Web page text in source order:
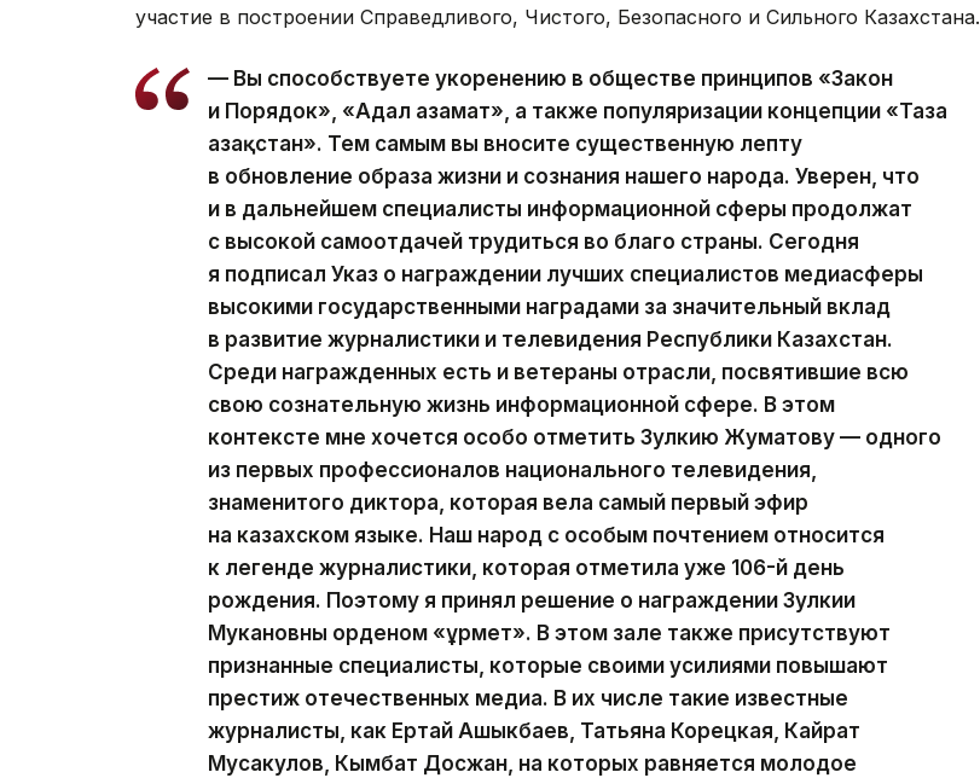
участие в построении Справедливого, Чистого, Безопасного и Сильного Казахстана.
— Вы способствуете укоренению в обществе принципов «Закон
и Порядок», «Адал азамат», а также популяризации концепции «Таза
Қазақстан». Тем самым вы вносите существенную лепту
в обновление образа жизни и сознания нашего народа. Уверен, что
и в дальнейшем специалисты информационной сферы продолжат
с высокой самоотдачей трудиться во благо страны. Сегодня
я подписал Указ о награждении лучших специалистов медиасферы
высокими государственными наградами за значительный вклад
в развитие журналистики и телевидения Республики Казахстан.
Среди награжденных есть и ветераны отрасли, посвятившие всю
свою сознательную жизнь информационной сфере. В этом
контексте мне хочется особо отметить Зулкию Жуматову — одного
из первых профессионалов национального телевидения,
знаменитого диктора, которая вела самый первый эфир
на казахском языке. Наш народ с особым почтением относится
к легенде журналистики, которая отметила уже 106-й день
рождения. Поэтому я принял решение о награждении Зулкии
Мукановны орденом «Құрмет». В этом зале также присутствуют
признанные специалисты, которые своими усилиями повышают
престиж отечественных медиа. В их числе такие известные
журналисты, как Ертай Ашыкбаев, Татьяна Корецкая, Кайрат
Мусакулов, Кымбат Досжан, на которых равняется молодое